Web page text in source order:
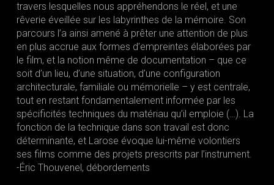
travers lesquelles nous appréhendons le réel, et une
rêverie éveillée sur les labyrinthes de la mémoire. Son
parcours l’a ainsi amené à prêter une attention de plus
en plus accrue aux formes d’empreintes élaborées par
le film, et la notion même de documentation – que ce
soit d’un lieu, d’une situation, d’une configuration
architecturale, familiale ou mémorielle – y est centrale,
tout en restant fondamentalement informée par les
spécificités techniques du matériau qu’il emploie (…). La
fonction de la technique dans son travail est donc
déterminante, et Larose évoque lui-même volontiers
ses films comme des projets prescrits par l’instrument.
-Éric Thouvenel, débordements